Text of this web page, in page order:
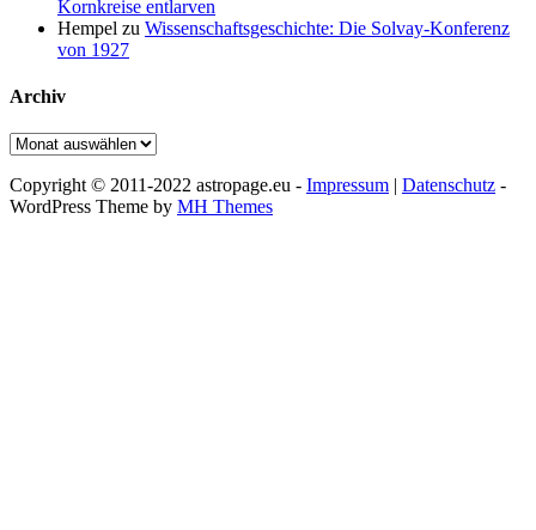
Kornkreise entlarven
Hempel zu Wissenschaftsgeschichte: Die Solvay-Konferenz
von 1927
Archiv
Archiv
Copyright © 2011-2022 astropage.eu - Impressum | Datenschutz -
WordPress Theme by MH Themes